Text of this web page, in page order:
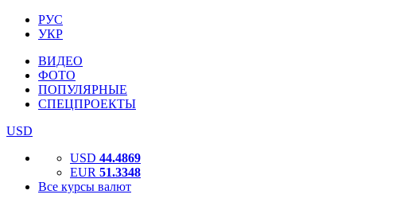
РУС
УКР
ВИДЕО
ФОТО
ПОПУЛЯРНЫЕ
СПЕЦПРОЕКТЫ
USD
USD 44.4869
EUR 51.3348
Все курсы валют